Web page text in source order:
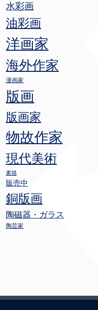
水彩画
油彩画
洋画家
海外作家
漫画家
版画
版画家
物故作家
現代美術
素描
販売中
銅版画
陶磁器・ガラス
陶芸家